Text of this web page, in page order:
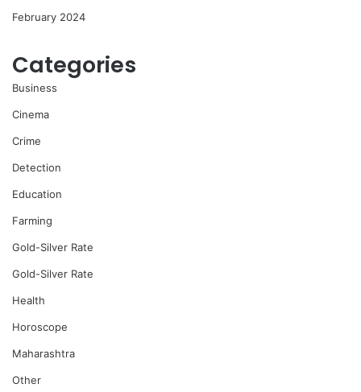
February 2024
Categories
Business
Cinema
Crime
Detection
Education
Farming
Gold-Silver Rate
Gold-Silver Rate
Health
Horoscope
Maharashtra
Other